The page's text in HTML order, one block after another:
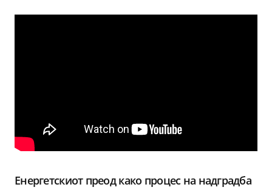
Енергетскиот преод како процес на надградба